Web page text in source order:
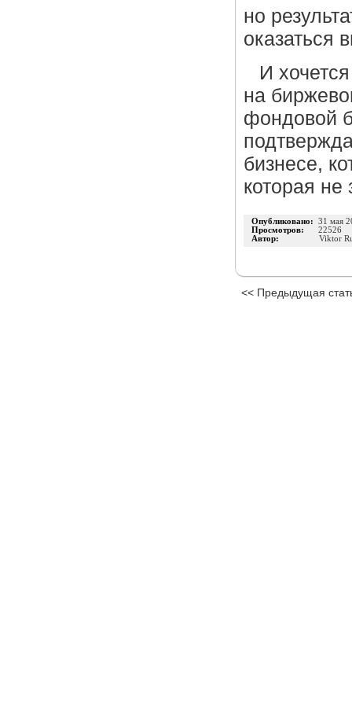
но
оказаться
И
на
фондовой
бизнесе,
которая не
Опубликовано: 31 мая
Просмотров: 22526
Автор:
Viktor
<< Предыдущая